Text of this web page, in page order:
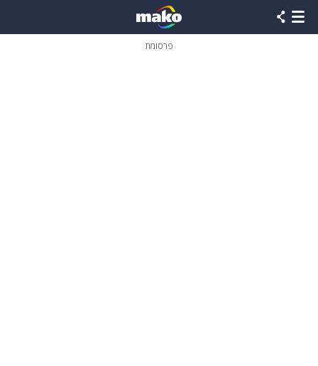
פרסומת